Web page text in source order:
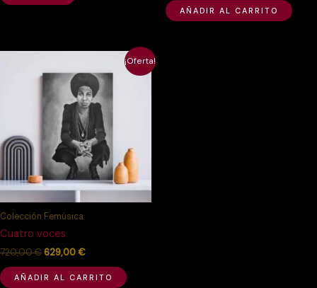
AÑADIR AL CARRITO
¡Oferta!
Colección Femúsica
Cuatro voces
720,00€
original
720,00 €.
629,00€
actual
es:
629,00 €.
AÑADIR AL CARRITO